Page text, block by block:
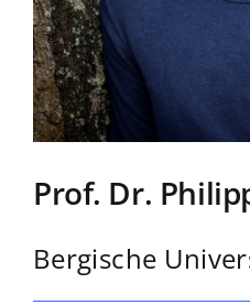
Prof. Dr.
Bergische